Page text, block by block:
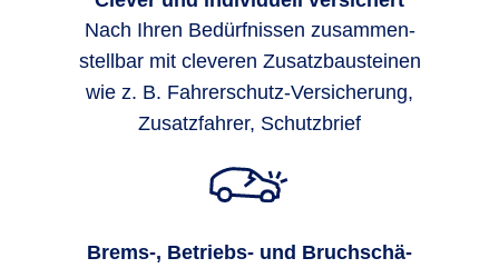
Nach Ihren Bedürf­nissen zu­sammen­
stell­bar mit cleveren Zusatz­bau­stei­nen
wie z. B. Fahrer­schutz-Ver­siche­rung,
Zusatz­fahrer, Schutz­brief
Brems-, Be­triebs- und Bruch­schä­